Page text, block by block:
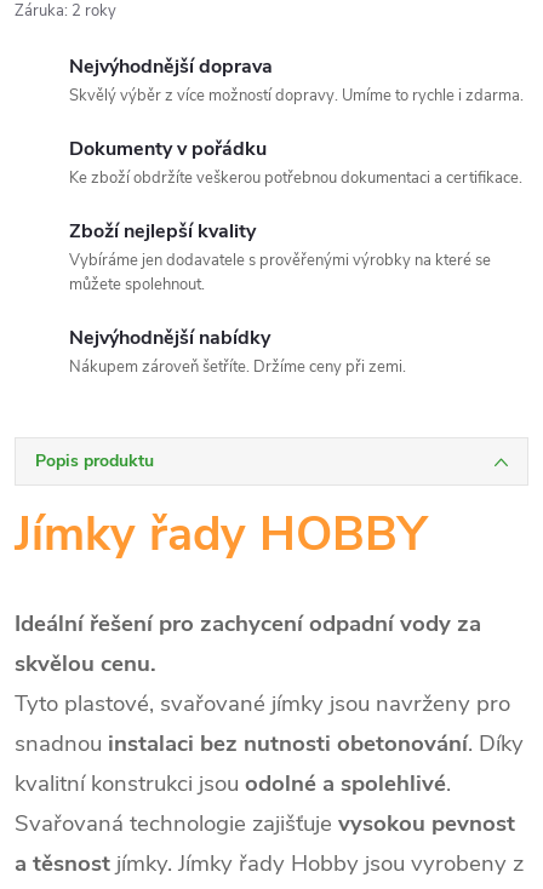
Záruka: 2 roky
Nejvýhodnější doprava
Skvělý výběr z více možností dopravy. Umíme to rychle i zdarma.
Dokumenty v pořádku
Ke zboží obdržíte veškerou potřebnou dokumentaci a certifikace.
Zboží nejlepší kvality
Vybíráme jen dodavatele s prověřenými výrobky na které se
můžete spolehnout.
Nejvýhodnější nabídky
Nákupem zároveň šetříte. Držíme ceny při zemi.
Popis produktu
Jímky řady HOBBY
Ideální řešení pro zachycení odpadní vody za
skvělou cenu.
Tyto plastové, svařované jímky jsou navrženy pro
snadnou instalaci bez nutnosti obetonování. Díky
kvalitní konstrukci jsou odolné a spolehlivé.
Svařovaná technologie zajišťuje vysokou pevnost
a těsnostjímky. Jímky řady Hobby jsou vyrobeny z